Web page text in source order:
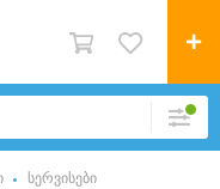
სერვისები